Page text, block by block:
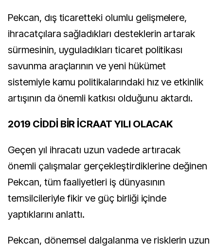
Pekcan, dış ticaretteki olumlu gelişmelere,
ihracatçılara sağladıkları desteklerin artarak
sürmesinin, uyguladıkları ticaret politikası
savunma araçlarının ve yeni hükümet
sistemiyle kamu politikalarındaki hız ve etkinlik
artışının da önemli katkısı olduğunu aktardı.
2019 CİDDİ BİR İCRAAT YILI OLACAK
Geçen yıl ihracatı uzun vadede artıracak
önemli çalışmalar gerçekleştirdiklerine değinen
Pekcan, tüm faaliyetleri iş dünyasının
temsilcileriyle fikir ve güç birliği içinde
yaptıklarını anlattı.
Pekcan, dönemsel dalgalanma ve risklerin uzun